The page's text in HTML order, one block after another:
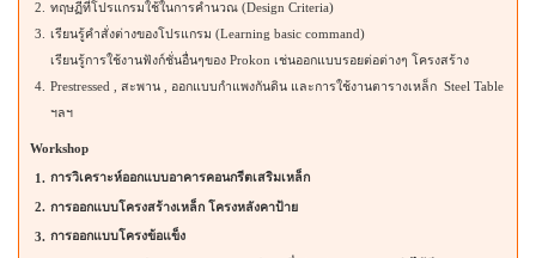
2. ทฤษฏีที่โปรแกรมใช้ในการคำนวณ (Design Criteria)
3. เรียนรู้คำสั่งต่างของโปรแกรม (Learning basic command)
4.
เรียนรู้การใช้งานฟังก์ชั่นอื่นๆของ Prokon เช่นออกแบบรอยต่อต่างๆ โครงสร้าง
Prestressed , สะพาน , ออกแบบกำแพงกันดิน และการใช้งานตารางเหล็ก Steel Table
ฯลฯ
Workshop
1. การวิเคราะห์ออกแบบอาคารคอนกรีตเสริมเหล็ก
2. การออกแบบโครงสร้างเหล็ก โครงหลังคาป้าย
3. การออกแบบโครงข้อแข็ง